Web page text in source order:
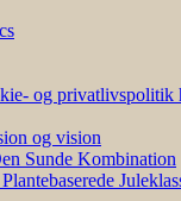
og privatlivspolitik
og vision
Sunde Kombination